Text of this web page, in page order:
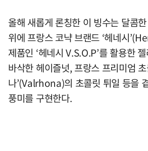
올해 새롭게 론칭한 이 빙수는 달콤
위에 프랑스 코냑 브랜드 ‘헤네시
제품인 ‘헤네시 V.S.O.P’를 활용한
바삭한 헤이즐넛, 프랑스 프리미엄
나’(Valrhona)의 초콜릿 튀일 등을
풍미를 구현한다.